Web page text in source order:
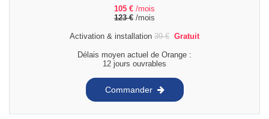
105 € /mois
123€ /mois
Activation & installation 39€ Gratuit
Délais moyen actuel de Orange :
12 jours ouvrables
Commander